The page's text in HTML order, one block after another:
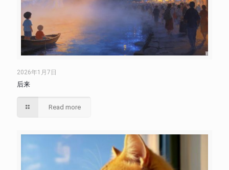
2026年1月7日
后来
Read more